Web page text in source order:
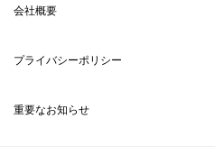
会社概要
プライバシーポリシー
重要なお知らせ